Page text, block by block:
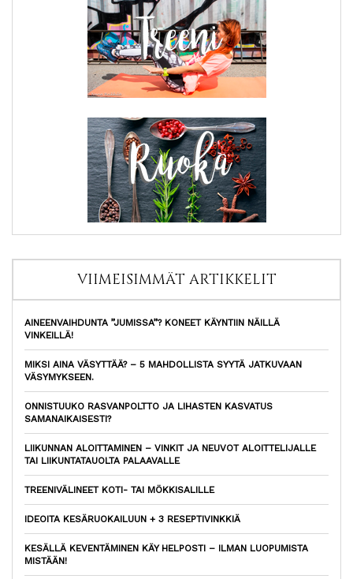
VIIMEISIMMÄT ARTIKKELIT
AINEENVAIHDUNTA ”JUMISSA”? KONEET KÄYNTIIN NÄILLÄ
VINKEILLÄ!
MIKSI AINA VÄSYTTÄÄ? – 5 MAHDOLLISTA SYYTÄ JATKUVAAN
VÄSYMYKSEEN.
ONNISTUUKO RASVANPOLTTO JA LIHASTEN KASVATUS
SAMANAIKAISESTI?
LIIKUNNAN ALOITTAMINEN – VINKIT JA NEUVOT ALOITTELIJALLE
TAI LIIKUNTATAUOLTA PALAAVALLE
TREENIVÄLINEET KOTI- TAI MÖKKISALILLE
IDEOITA KESÄRUOKAILUUN + 3 RESEPTIVINKKIÄ
KESÄLLÄ KEVENTÄMINEN KÄY HELPOSTI – ILMAN LUOPUMISTA
MISTÄÄN!